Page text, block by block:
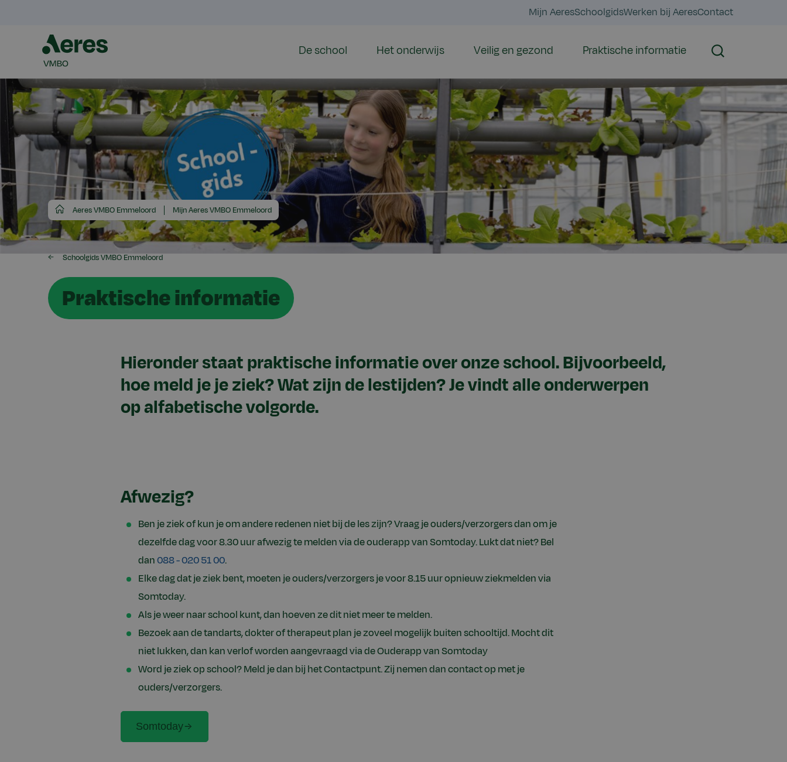
Mijn AeresSchoolgidsWerken bij AeresContact
De school Het onderwijs Veilig en gezond Praktische informatie Zoeken
Aeres
VMBO
Aeres VMBO Emmeloord Mijn Aeres VMBO Emmeloord
Schoolgids VMBO Emmeloord
Praktische informatie
Hieronder staat praktische informatie over onze school. Bijvoorbeeld,
hoe meld je je ziek? Wat zijn de lestijden? Je vindt alle onderwerpen
op alfabetische volgorde.
Afwezig?
Ben je ziek of kun je om andere redenen niet bij de les zijn? Vraag je ouders/verzorgers dan om je
dezelfde dag voor 8.30 uur afwezig te melden via de ouderapp van Somtoday. Lukt dat niet? Bel
dan088 - 020 51 00.
Elke dag dat je ziek bent, moeten je ouders/verzorgers je voor 8.15 uur opnieuw ziekmelden via
Somtoday.
Als je weer naar school kunt, dan hoeven ze dit niet meer te melden.
Bezoek aan de tandarts, dokter of therapeut plan je zoveel mogelijk buiten schooltijd. Mocht dit
niet lukken, dan kan verlof worden aangevraagd via de Ouderapp van Somtoday
Word je ziek op school? Meld je dan bij het Contactpunt. Zij nemen dan contact op met je
ouders/verzorgers.
Somtoday